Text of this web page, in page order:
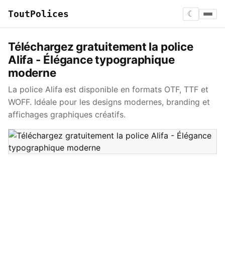
ToutPolices ☾
Téléchargez gratuitement la police
Alifa - Élégance typographique
moderne
La police Alifa est disponible en formats OTF, TTF et
WOFF. Idéale pour les designs modernes, branding et
affichages graphiques créatifs.